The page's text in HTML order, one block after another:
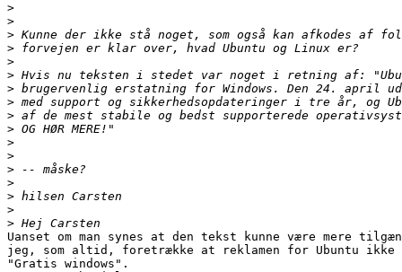
>
>
>
>
>
>
>
>
>
>
>
>
>
>
>
>
>
Uanset om man synes at den tekst kunne være mere
jeg, som altid, foretrække at reklamen for Ubuntu
"Gratis windows".